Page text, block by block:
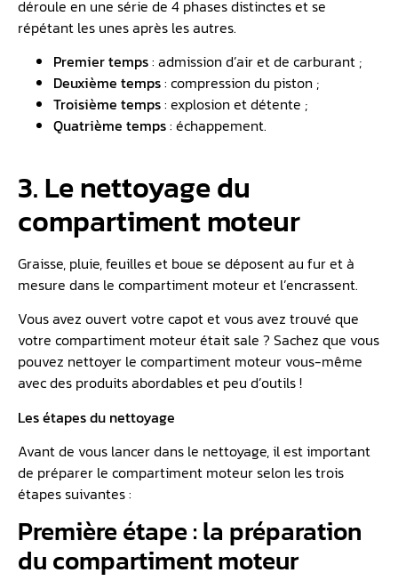
déroule en une série de 4 phases distinctes et se
répétant les unes après les autres.
Premier temps: admission d’air et de carburant ;
Deuxième temps: compression du piston ;
Troisième temps: explosion et détente ;
Quatrième temps: échappement.
3. Le nettoyage du
compartiment moteur
Graisse, pluie, feuilles et boue se déposent au fur et à
mesure dans le compartiment moteur et l’encrassent.
Vous avez ouvert votre capot et vous avez trouvé que
votre compartiment moteur était sale ? Sachez que vous
pouvez nettoyer le compartiment moteur vous-même
avec des produits abordables et peu d’outils !
Les étapes du nettoyage
Avant de vous lancer dans le nettoyage, il est important
de préparer le compartiment moteur selon les trois
étapes suivantes :
Première étape : la préparation
du compartiment moteur